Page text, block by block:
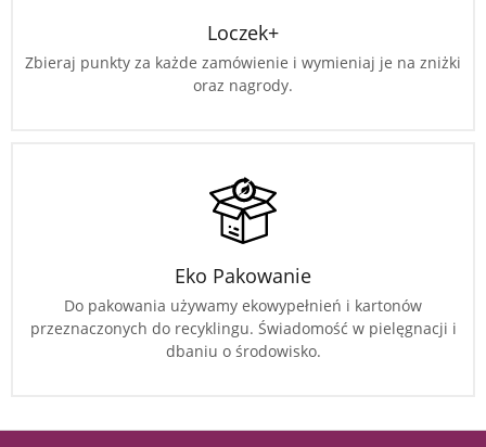
Loczek+
Zbieraj punkty za każde zamówienie i wymieniaj je na zniżki
oraz nagrody.
Eko Pakowanie
Do pakowania używamy ekowypełnień i kartonów
przeznaczonych do recyklingu. Świadomość w pielęgnacji i
dbaniu o środowisko.